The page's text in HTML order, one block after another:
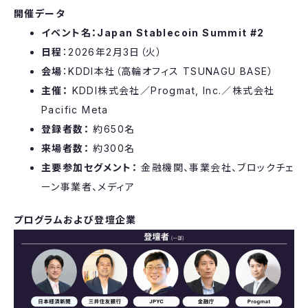
開催データ
イベント名：Japan Stablecoin Summit #2
日程 ：2026年2月3日（火）
会場 ：KDDI本社（高輪オフィス TSUNAGU BASE）
主催： KDDI株式会社／Progmat, Inc.／株式会社
Pacific Meta
登録者数： 約650名
来場者数： 約300名
主要参加セグメント： 金融機関、事業会社、ブロックチェ
ーン事業者、メディア
プログラムおよび登壇企業